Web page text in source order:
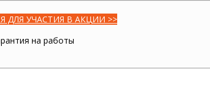
ДЛЯ УЧАСТИЯ В АКЦИИ >>
на работы